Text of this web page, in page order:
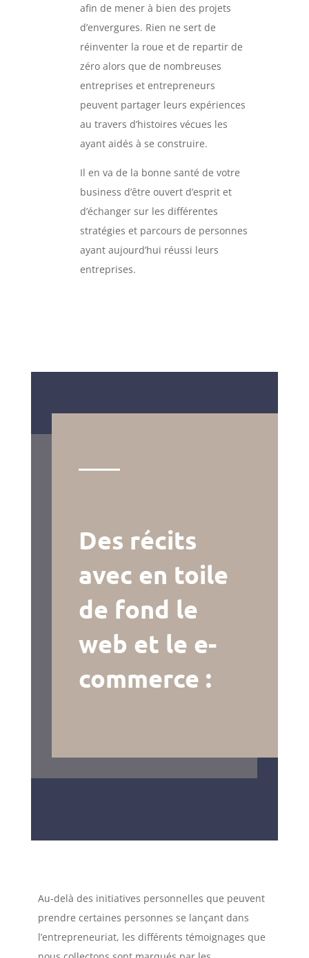
afin de mener à bien des projets
d’envergures. Rien ne sert de
réinventer la roue et de repartir de
zéro alors que de nombreuses
entreprises et entrepreneurs
peuvent partager leurs expériences
au travers d’histoires vécues les
ayant aidés à se construire.
Il en va de la bonne santé de votre
business d’être ouvert d’esprit et
d’échanger sur les différentes
stratégies et parcours de personnes
ayant aujourd’hui réussi leurs
entreprises.
Des récits
avec en toile
de fond le
web et le e-
commerce :
Au-delà des initiatives personnelles que peuvent
prendre certaines personnes se lançant dans
l’entrepreneuriat, les différents témoignages que